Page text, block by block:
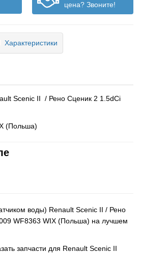
цена? Звоните!
Характеристики
Scenic II / Рено Сценик 2 1.5dCi
(Польша)
воды) Renault Scenic II / Рено
WF8363 WIX (Польша) на лучшем
запчасти для Renault Scenic II